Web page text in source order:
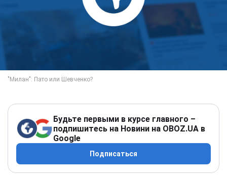
Будьте первыми в курсе главного –
подпишитесь на Новини на OBOZ.UA в
Google
Подписаться